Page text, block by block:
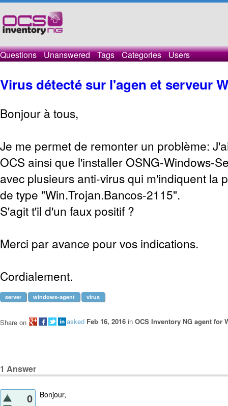
Questions Unanswered Tags Categories Users
Virus détecté sur l'agen et serveur
Bonjour à tous,
Je me permet de remonter un problème:
OCS ainsi que l'installer OSNG-Windows-
avec plusieurs anti-virus qui m'indiquent la
de type "Win.Trojan.Bancos-2115".
S'agit t'il d'un faux positif ?
Merci par avance pour vos indications.
Cordialement.
server windows-agent virus
asked Feb 16, 2016 in OCS Inventory NG agent for
Share on
1 Answer
0
Bonjour,